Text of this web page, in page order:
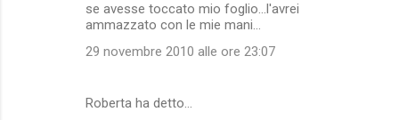
se avesse toccato mio foglio...l'avrei
ammazzato con le mie mani...
29 novembre 2010 alle ore 23:07
Roberta ha detto…